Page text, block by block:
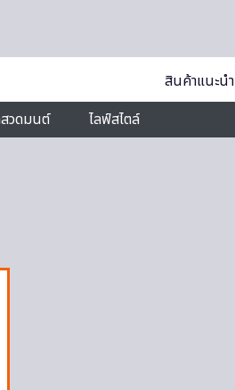
สินค้าแนะนำ
วดมนต์ ไลฟ์สไตล์